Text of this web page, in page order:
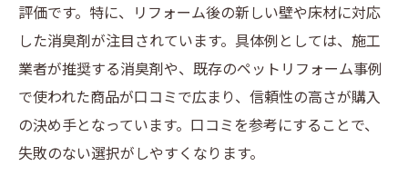
評価です。特に、リフォーム後の新しい壁や床材に対応
した消臭剤が注目されています。具体例としては、施工
業者が推奨する消臭剤や、既存のペットリフォーム事例
で使われた商品が口コミで広まり、信頼性の高さが購入
の決め手となっています。口コミを参考にすることで、
失敗のない選択がしやすくなります。